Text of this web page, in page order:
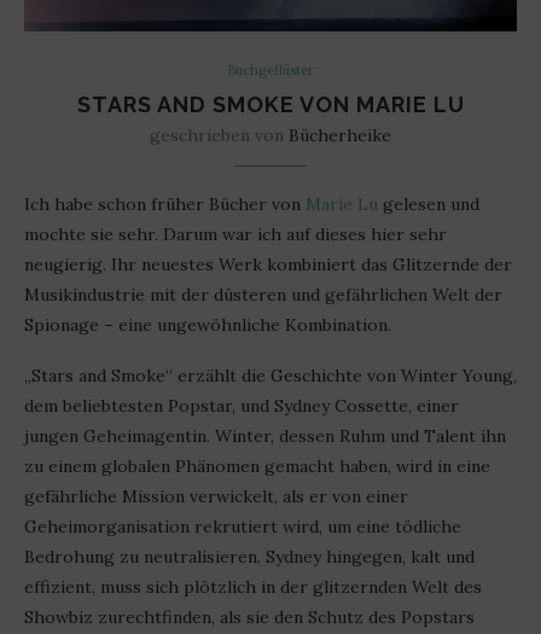
Buchgeflüster
STARS AND SMOKE VON MARIE LU
geschrieben von Bücherheike
Ich habe schon früher Bücher von Marie Lu gelesen und
mochte sie sehr. Darum war ich auf dieses hier sehr
neugierig. Ihr neuestes Werk kombiniert das Glitzernde der
Musikindustrie mit der düsteren und gefährlichen Welt der
Spionage – eine ungewöhnliche Kombination.
„Stars and Smoke“ erzählt die Geschichte von Winter Young,
dem beliebtesten Popstar, und Sydney Cossette, einer
jungen Geheimagentin. Winter, dessen Ruhm und Talent ihn
zu einem globalen Phänomen gemacht haben, wird in eine
gefährliche Mission verwickelt, als er von einer
Geheimorganisation rekrutiert wird, um eine tödliche
Bedrohung zu neutralisieren. Sydney hingegen, kalt und
effizient, muss sich plötzlich in der glitzernden Welt des
Showbiz zurechtfinden, als sie den Schutz des Popstars